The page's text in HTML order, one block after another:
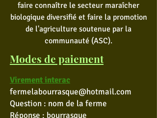
faire connaître le secteur maraîcher
biologique diversifié et faire la promotion
de l'agriculture soutenue par la
communauté (ASC).
Modes de paiement
Virement interac
fermelabourrasque@hotmail.com
Question : nom de la ferme
Réponse : bourrasque